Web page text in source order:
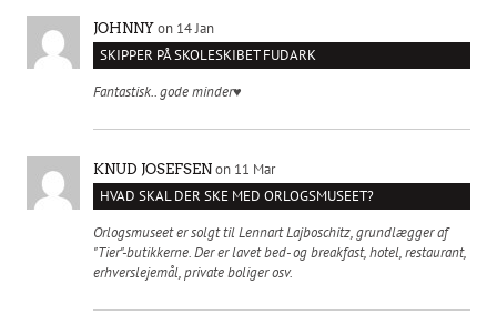
JOHNNY on 14 Jan
SKIPPER PÅ SKOLESKIBET FUDARK
Fantastisk.. gode minder♥️
KNUD JOSEFSEN on 11 Mar
HVAD SKAL DER SKE MED ORLOGSMUSEET?
Orlogsmuseet er solgt til Lennart Lajboschitz, grundlægger af
"Tier"-butikkerne. Der er lavet bed- og breakfast, hotel, restaurant,
erhverslejemål, private boliger osv.